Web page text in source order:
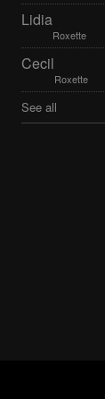
Lidia
Roxette
Cecil
Roxette
See all